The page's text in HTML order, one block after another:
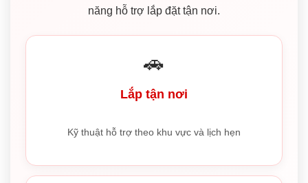
năng hỗ trợ lắp đặt tận nơi.
🚗
Lắp tận nơi
Kỹ thuật hỗ trợ theo khu vực và lịch hẹn